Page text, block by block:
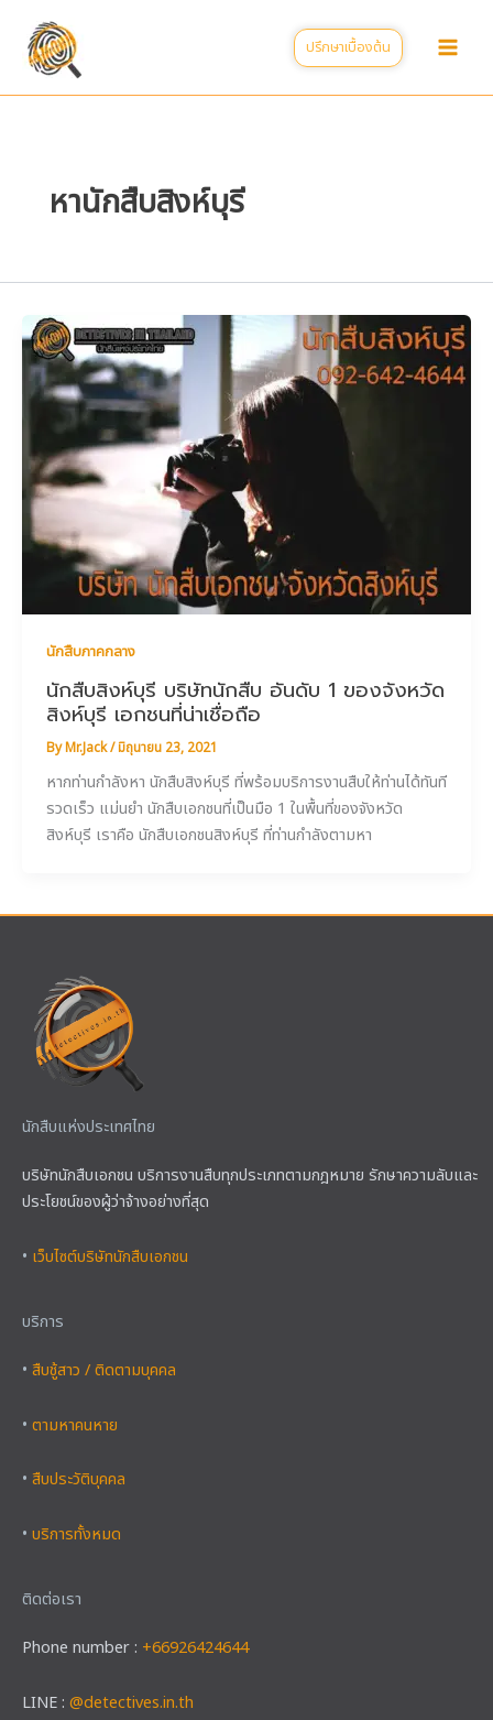
content
ปรึกษาเบื้องต้น
หานักสืบสิงห์บุรี
นักสืบภาคกลาง
นักสืบสิงห์บุรี บริษัทนักสืบ อันดับ 1 ของจังหวัด
สิงห์บุรี เอกชนที่น่าเชื่อถือ
ByMr.Jack/มิถุนายน 23, 2021
หากท่านกำลังหา นักสืบสิงห์บุรี ที่พร้อมบริการงานสืบให้ท่านได้ทันที
รวดเร็ว แม่นยำ นักสืบเอกชนที่เป็นมือ 1 ในพื้นที่ของจังหวัด
สิงห์บุรี เราคือ นักสืบเอกชนสิงห์บุรี ที่ท่านกำลังตามหา
นักสืบแห่งประเทศไทย
บริษัทนักสืบเอกชน บริการงานสืบทุกประเภทตามกฎหมาย รักษาความลับและ
ประโยชน์ของผู้ว่าจ้างอย่างที่สุด
• เว็บไซต์บริษัทนักสืบเอกชน
บริการ
• สืบชู้สาว / ติดตามบุคคล
• ตามหาคนหาย
• สืบประวัติบุคคล
• บริการทั้งหมด
ติดต่อเรา
Phone number : +66926424644
LINE : @detectives.in.th